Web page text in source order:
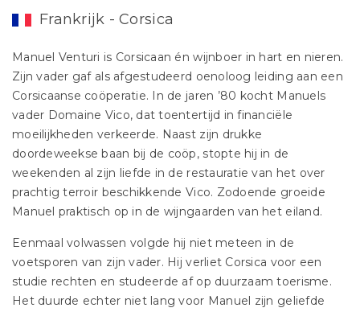
Frankrijk - Corsica
Manuel Venturi is Corsicaan én wijnboer in hart en nieren.
Zijn vader gaf als afgestudeerd oenoloog leiding aan een
Corsicaanse coöperatie. In de jaren ’80 kocht Manuels
vader Domaine Vico, dat toentertijd in financiële
moeilijkheden verkeerde. Naast zijn drukke
doordeweekse baan bij de coöp, stopte hij in de
weekenden al zijn liefde in de restauratie van het over
prachtig terroir beschikkende Vico. Zodoende groeide
Manuel praktisch op in de wijngaarden van het eiland.
Eenmaal volwassen volgde hij niet meteen in de
voetsporen van zijn vader. Hij verliet Corsica voor een
studie rechten en studeerde af op duurzaam toerisme.
Het duurde echter niet lang voor Manuel zijn geliefde